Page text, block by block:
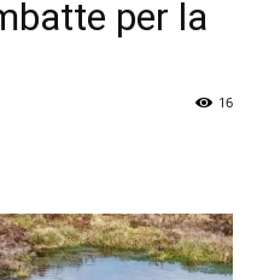
per la
16